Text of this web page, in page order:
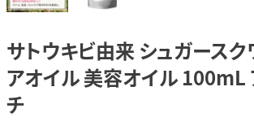
サトウキビ由来 シュガースク
アオイル 美容オイル 100mL
チ